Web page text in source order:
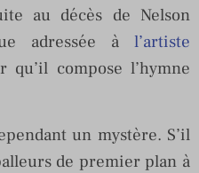
au décès de Nelson
adressée à l’artiste
qu’il compose l’hymne
un mystère. S’il
de premier plan à